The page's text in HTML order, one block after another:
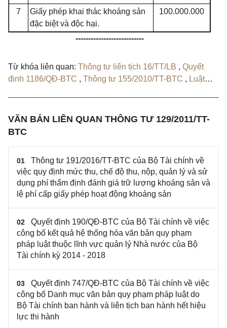
7
Giấy phép khai thác khoáng sản
đặc biệt và độc hại.
100.000.000
---------------------------
Từ khóa liên quan: Thông tư liên tịch 16/TT/LB , Quyết
định 1186/QĐ-BTC , Thông tư 155/2010/TT-BTC , Luật
VĂN BẢN LIÊN QUAN THÔNG TƯ 129/2011/TT-
BTC
01
Thông tư 191/2016/TT-BTC của Bộ Tài chính về
việc quy định mức thu, chế độ thu, nộp, quản lý và sử
dụng phí thẩm định đánh giá trữ lượng khoáng sản và
lệ phí cấp giấy phép hoạt động khoáng sản
02
Quyết định 190/QĐ-BTC của Bộ Tài chính về việc
công bố kết quả hệ thống hóa văn bản quy phạm
pháp luật thuộc lĩnh vực quản lý Nhà nước của Bộ
Tài chính kỳ 2014 - 2018
03
Quyết định 747/QĐ-BTC của Bộ Tài chính về việc
công bố Danh mục văn bản quy phạm pháp luật do
Bộ Tài chính ban hành và liên tịch ban hành hết hiệu
lực thi hành